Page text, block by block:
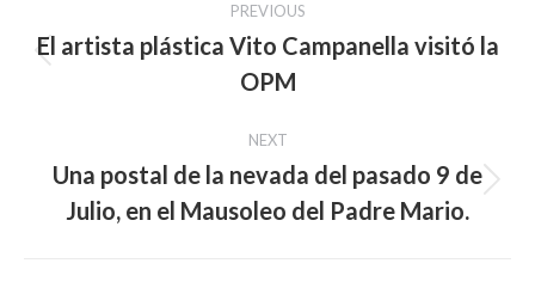
navigation
PREVIOUS
Previous
post:
El artista plástica Vito Campanella visitó la
OPM
NEXT
Next
post:
Una postal de la nevada del pasado 9 de
Julio, en el Mausoleo del Padre Mario.